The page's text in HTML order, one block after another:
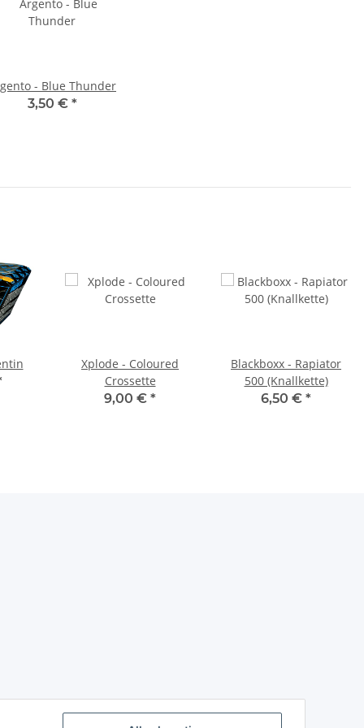
- Blue Thunder
3,50 € *
Xplode - Coloured
Crossette
9,00 € *
Blackboxx - Rapiator
500 (Knallkette)
6,50 € *